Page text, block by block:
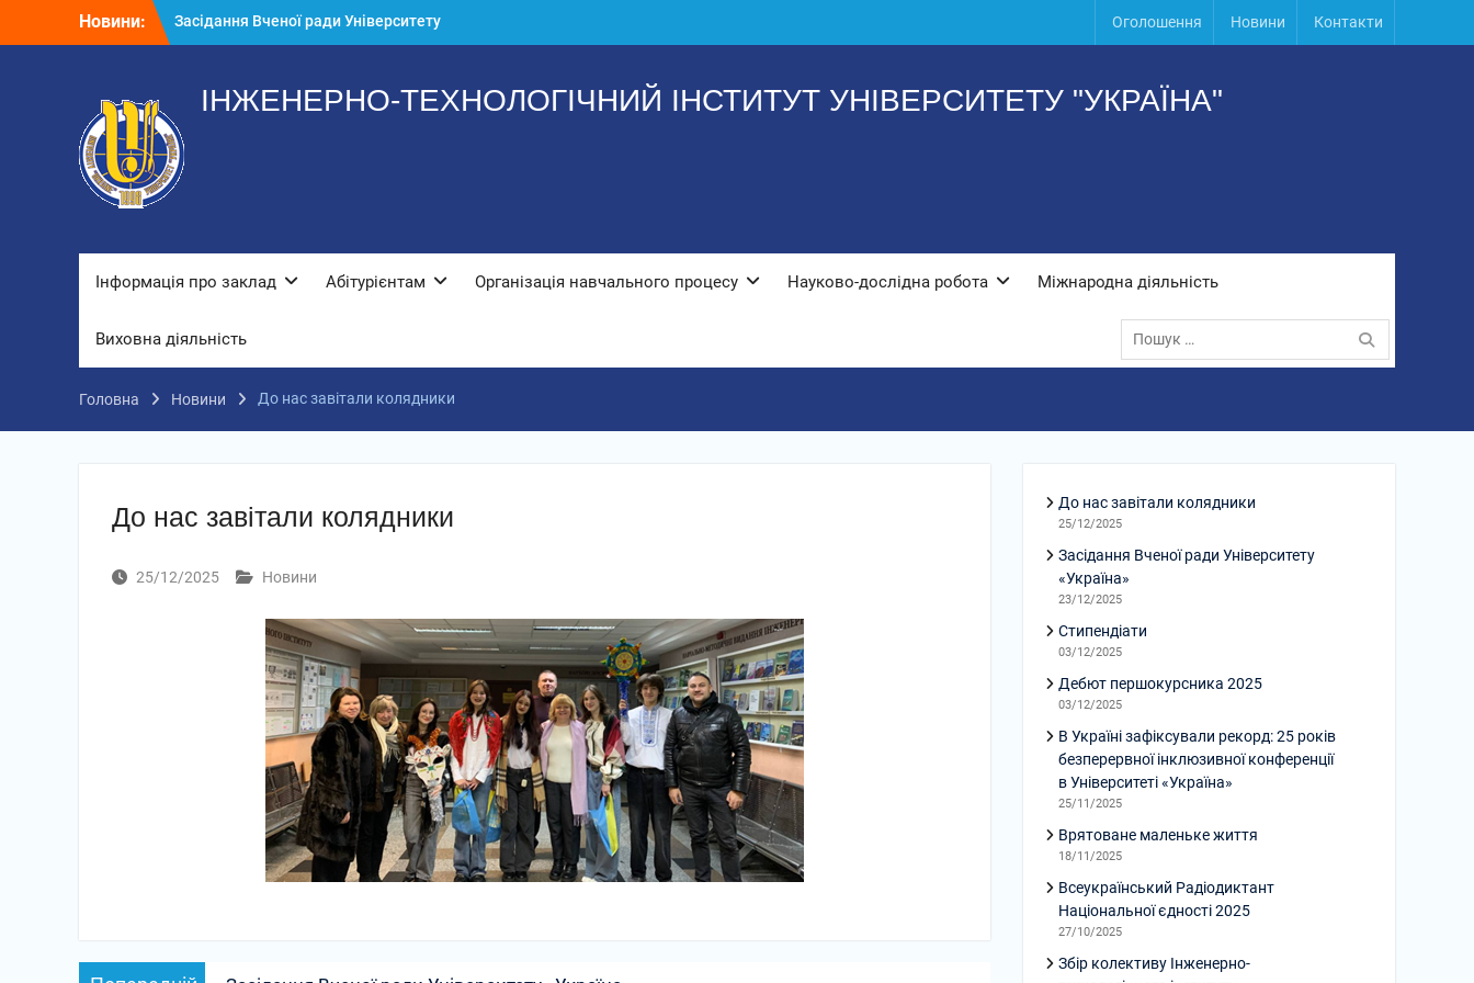
Новини:
Засідання Вченої ради Університету
«Україна»
До нас завітали колядники
Оголошення Новини Контакти
ІНЖЕНЕРНО-ТЕХНОЛОГІЧНИЙ ІНСТИТУТ УНІВЕРСИТЕТУ "УКРАЇНА"
Інформація про заклад Абітурієнтам Організація навчального процесу Науково-дослідна робота Міжнародна діяльність
Виховна діяльність
Пошук:
Головна Новини До нас завітали колядники
До нас завітали колядники
25/12/2025 Новини
Навігація
Попередній
До нас завітали колядники
25/12/2025
Засідання Вченої ради Університету
«Україна»
23/12/2025
Стипендіати
03/12/2025
Дебют першокурсника 2025
03/12/2025
В Україні зафіксували рекорд: 25 років
безперервної інклюзивної конференції
в Університеті «Україна»
25/11/2025
Врятоване маленьке життя
18/11/2025
Всеукраїнський Радіодиктант
Національної єдності 2025
27/10/2025
Збір колективу Інженерно-